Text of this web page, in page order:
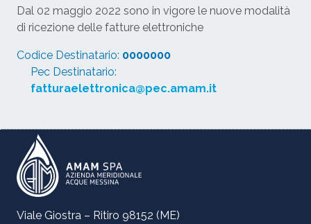
Dal 02 maggio 2022 sono in vigore le nuove modalità
di ricezione delle fatture elettroniche
Codice Destinatario: 0000000
Pec Destinatario:
fatturaelettronica@pec.amam.it
Viale Giostra – Ritiro 98152 (ME)